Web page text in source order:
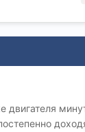
двигателя